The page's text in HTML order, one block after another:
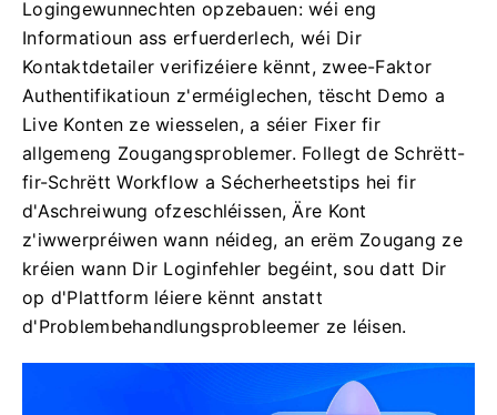
Logingewunnechten opzebauen: wéi eng
Informatioun ass erfuerderlech, wéi Dir
Kontaktdetailer verifizéiere kënnt, zwee-Faktor
Authentifikatioun z'erméiglechen, tëscht Demo a
Live Konten ze wiesselen, a séier Fixer fir
allgemeng Zougangsproblemer. Follegt de Schrëtt-
fir-Schrëtt Workflow a Sécherheetstips hei fir
d'Aschreiwung ofzeschléissen, Äre Kont
z'iwwerpréiwen wann néideg, an erëm Zougang ze
kréien wann Dir Loginfehler begéint, sou datt Dir
op d'Plattform léiere kënnt anstatt
d'Problembehandlungsprobleemer ze léisen.